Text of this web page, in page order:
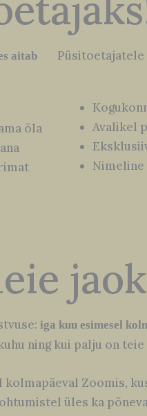
aitab
õla
Püsitoetajatele
Avalikel
Nimeline
iga kuu esimesel
ning kui palju on
Zoomis,
üles ka